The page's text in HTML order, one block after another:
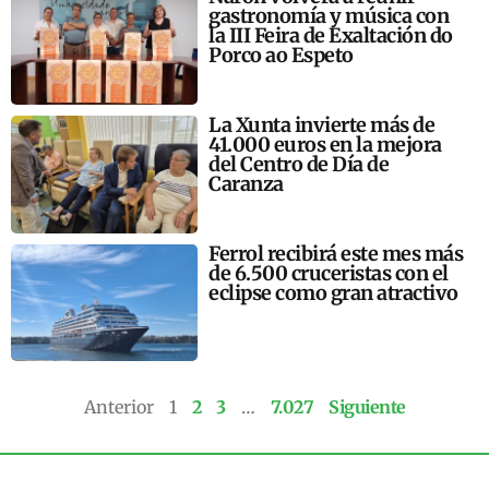
gastronomía y música con
la III Feira de Exaltación do
Porco ao Espeto
La Xunta invierte más de
41.000 euros en la mejora
del Centro de Día de
Caranza
Ferrol recibirá este mes más
de 6.500 cruceristas con el
eclipse como gran atractivo
Anterior 1 2 3 … 7.027 Siguiente